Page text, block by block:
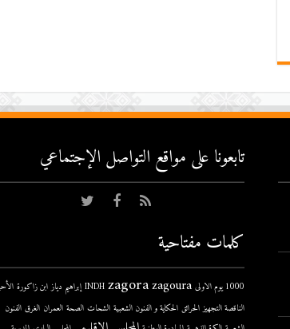
تابعونا على مواقع التواصل اﻹجتماعي
كلمات مفتاحية
1000 يوم الاولى INDH zagorazagoura إبراهيم دياز ابن زاكورة
الناقصة التجهيز الحرائق الحكاية و الفنون الشعبية الشحات الصحة العمران الغرق الفنون